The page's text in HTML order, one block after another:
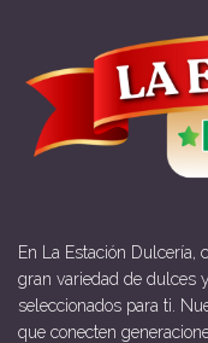
En La Estación Dulcería,
gran variedad de dulces
seleccionados para ti.
que conecten